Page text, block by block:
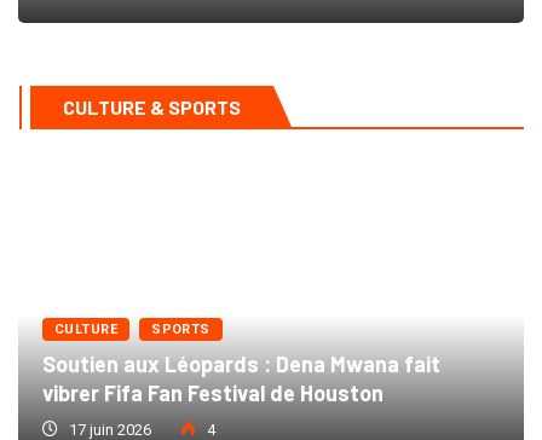
CULTURE & SPORTS
CULTURE SPORTS
Soutien aux Léopards : Dena Mwana fait
vibrer Fifa Fan Festival de Houston
17 juin 2026 4